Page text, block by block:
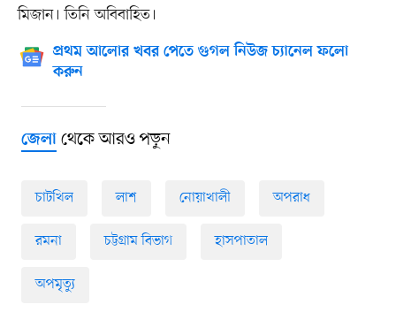
মিজান। তিনি অবিবাহিত।
প্রথম আলোর খবর পেতে গুগল নিউজ চ্যানেল ফলো
করুন
জেলাথেকে আরও পড়ুন
চাটখিল লাশ নোয়াখালী অপরাধ
রমনা চট্টগ্রাম বিভাগ হাসপাতাল
অপমৃত্যু